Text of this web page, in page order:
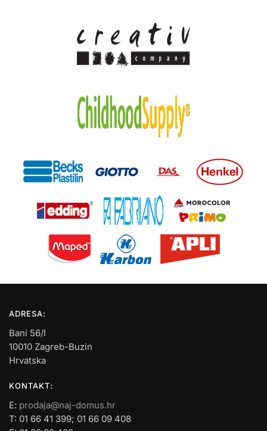
ADRESA:
Bani 56/I
10010 Zagreb-Buzin
Hrvatska
KONTAKT:
E: prodaja@naj-domus.hr
T: 01 66 41 399; 01 66 09 408